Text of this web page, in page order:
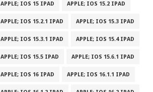
APPLE; IOS 15 IPAD APPLE; IOS 15.2 IPAD
APPLE; IOS 15.2.1 IPAD APPLE; IOS 15.3 IPAD
APPLE; IOS 15.3.1 IPAD APPLE; IOS 15.4 IPAD
APPLE; IOS 15.5 IPAD APPLE; IOS 15.6.1 IPAD
APPLE; IOS 16 IPAD APPLE; IOS 16.1.1 IPAD